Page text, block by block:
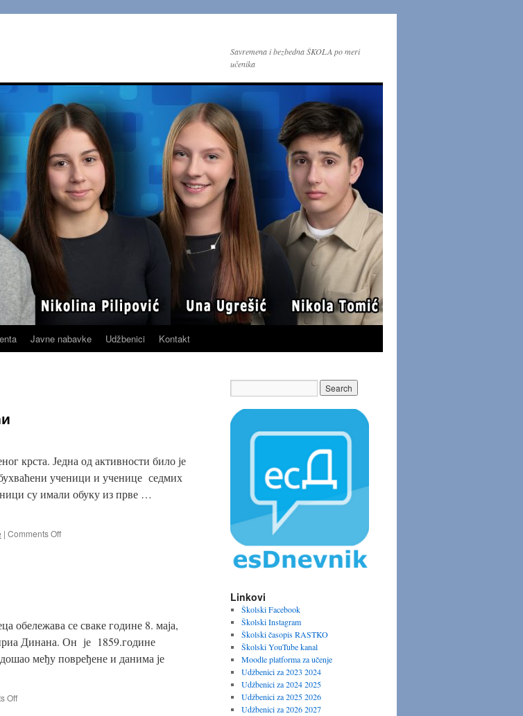
Savremena i bezbedna ŠKOLA po meri
učenika
Javne nabavke Udžbenici Kontakt
крста. Једна од активности било је
ученици и ученице седмих
су имали обуку из прве …
| Comments Offon
обележава се сваке године 8. маја,
Динана. Он је 1859.године
међу повређене и данима је
Offon
Linkovi
Školski Facebook
Školski Instagram
Školski časopis RASTKO
Školski YouTube kanal
Moodle platforma za učenje
Udžbenici za 2023 2024
Udžbenici za 2024 2025
Udžbenici za 2025 2026
Udžbenici za 2026 2027